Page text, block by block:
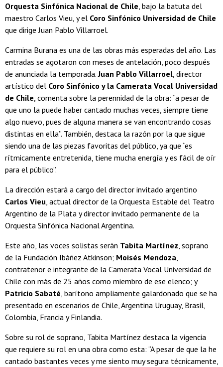
Orquesta Sinfónica Nacional de Chile, bajo la batuta del
maestro Carlos Vieu, y el Coro Sinfónico Universidad de Chile
que dirige Juan Pablo Villarroel.
Carmina Burana es una de las obras más esperadas del año. Las
entradas se agotaron con meses de antelación, poco después
de anunciada la temporada.Juan Pablo Villarroel, director
artístico del Coro Sinfónico y la Camerata Vocal Universidad
de Chile, comenta sobre la perennidad de la obra: “a pesar de
que uno la puede haber cantado muchas veces, siempre tiene
algo nuevo, pues de alguna manera se van encontrando cosas
distintas en ella”. También, destaca la razón por la que sigue
siendo una de las piezas favoritas del público, ya que “es
rítmicamente entretenida, tiene mucha energía y es fácil de oír
para el público”.
La dirección estará a cargo del director invitado argentino
Carlos Vieu, actual director de la Orquesta Estable del Teatro
Argentino de la Plata y director invitado permanente de la
Orquesta Sinfónica Nacional Argentina.
Este año, las voces solistas serán Tabita Martínez, soprano
de la Fundación Ibáñez Atkinson; Moisés Mendoza,
contratenor e integrante de la Camerata Vocal Universidad de
Chile con más de 25 años como miembro de ese elenco; y
Patricio Sabaté, barítono ampliamente galardonado que se ha
presentado en escenarios de Chile, Argentina Uruguay, Brasil,
Colombia, Francia y Finlandia.
Sobre su rol de soprano, Tabita Martínez destaca la vigencia
que requiere su rol en una obra como esta: “A pesar de que la he
cantado bastantes veces y me siento muy segura técnicamente,